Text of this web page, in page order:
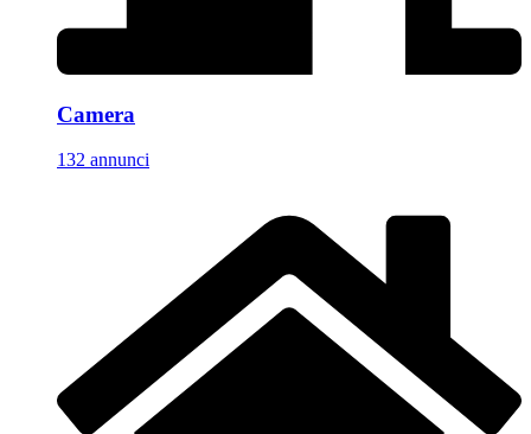
Camera
132 annunci